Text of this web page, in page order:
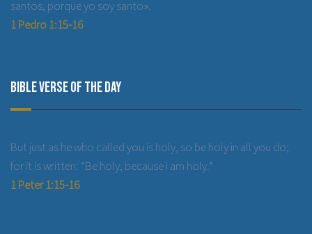
santos, porque yo soy santo».
1 Pedro 1:15-16
Bible Verse of the Day
But just as he who called you is holy, so be holy in all you do;
for it is written: “Be holy, because I am holy.”
1 Peter 1:15-16